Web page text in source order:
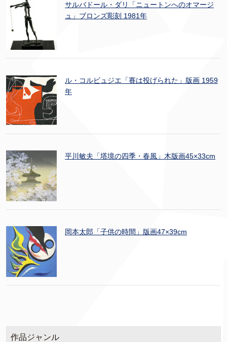
サルバドール・ダリ「ニュートンへのオマージ
ュ」ブロンズ彫刻 1981年
ル・コルビュジエ「賽は投げられた」版画 1959
年
平川敏夫「塔境の四季・春風」木版画45×33cm
岡本太郎「子供の時間」版画47×39cm
作品ジャンル